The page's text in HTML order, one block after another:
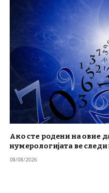
Ако сте родени на овие
нумерологијата ве
08/08/2026